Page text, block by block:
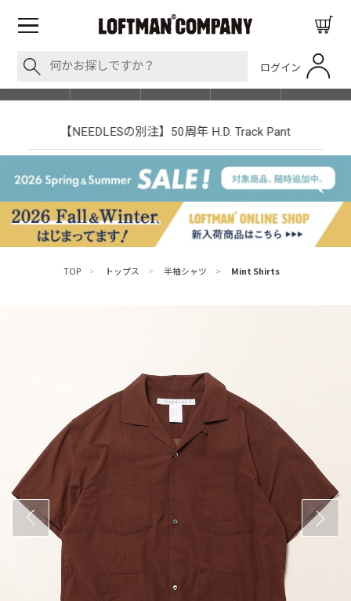
ログイン
SHOP LIST
【NEEDLESの別注】50周年 H.D. Track Pant
TOP > トップス > 半袖シャツ > Mint Shirts